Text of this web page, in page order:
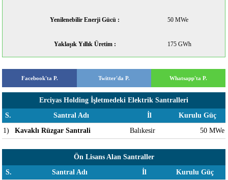
Yenilenebilir Enerji Gücü : 50 MWe
Yaklaşık Yıllık Üretim : 175 GWh
Facebook'ta P. Twitter'da P. Whatsapp'ta P.
Erciyas Holding İşletmedeki Elektrik Santralleri
S.
Santral Adı İl
Kurulu Güç
1)
Kavaklı Rüzgar Santrali Balıkesir 50 MWe
Ön Lisans Alan Santraller
S.
Santral Adı İl
Kurulu Güç